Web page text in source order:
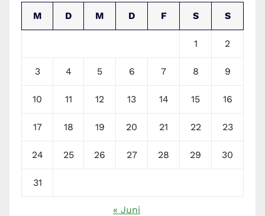
M D M D F S S
1 2
3 4 5 6 7 8 9
10 11 12 13 14 15 16
17 18 19 20 21 22 23
24 25 26 27 28 29 30
31
« Juni